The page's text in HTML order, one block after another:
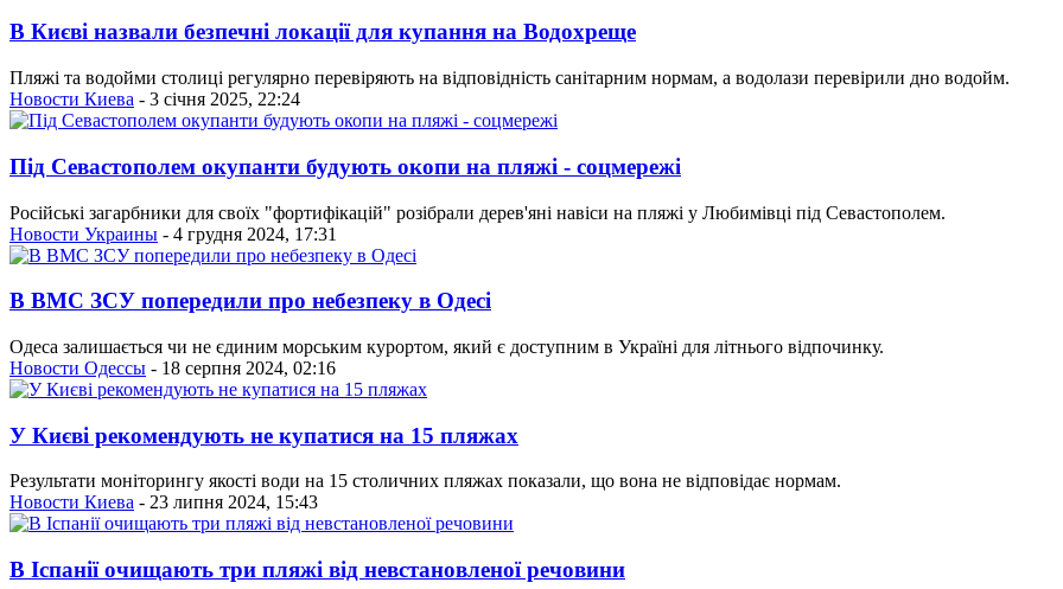
В Києві назвали безпечні локації для купання на Водохреще
Пляжі та водойми столиці регулярно перевіряють на відповідність санітарним нормам, а водолази перевірили дно водойм.
Новости Киева - 3 січня 2025, 22:24
Під Севастополем окупанти будують окопи на пляжі - соцмережі
Російські загарбники для своїх "фортифікацій" розібрали дерев'яні навіси на пляжі у Любимівці під Севастополем.
Новости Украины - 4 грудня 2024, 17:31
В ВМС ЗСУ попередили про небезпеку в Одесі
Одеса залишається чи не єдиним морським курортом, який є доступним в Україні для літнього відпочинку.
Новости Одессы - 18 серпня 2024, 02:16
У Києві рекомендують не купатися на 15 пляжах
Результати моніторингу якості води на 15 столичних пляжах показали, що вона не відповідає нормам.
Новости Киева - 23 липня 2024, 15:43
В Іспанії очищають три пляжі від невстановленої речовини